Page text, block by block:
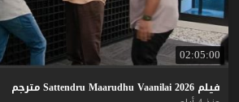
02:05:00
فيلم Sattendru Maarudhu Vaanilai 2026
مترجم